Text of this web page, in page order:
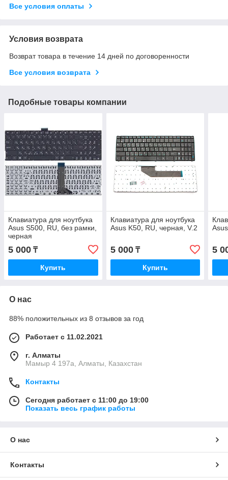
Все условия оплаты
Условия возврата
Возврат товара в течение 14 дней по договоренности
Все условия возврата
Подобные товары компании
Клавиатура для ноутбука
Asus S500, RU, без рамки,
черная
5 000 ₸
Купить
Клавиатура для ноутбука
Asus K50, RU, черная, V.2
5 000₸
Купить
5
О нас
88% положительных из 8 отзывов за год
Работает с 11.02.2021
г. Алматы
Мамыр 4 197а, Алматы, Казахстан
Контакты
Сегодня работает с 11:00 до 19:00
Показать весь график работы
О нас
Контакты